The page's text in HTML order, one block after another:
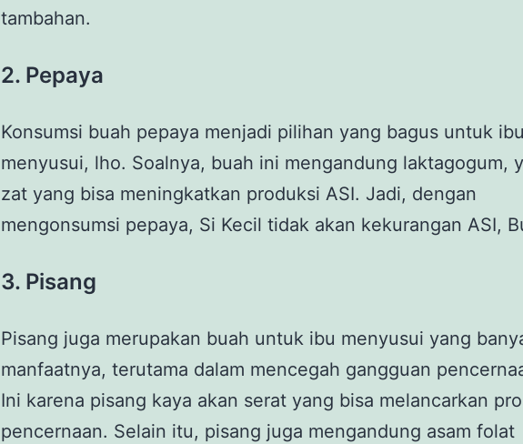
tambahan.
2. Pepaya
Konsumsi buah pepaya menjadi pilihan yang bagus untuk ibu
menyusui, lho. Soalnya, buah ini mengandung laktagogum,
zat yang bisa meningkatkan produksi ASI. Jadi, dengan
mengonsumsi pepaya, Si Kecil tidak akan kekurangan ASI,
3. Pisang
Pisang juga merupakan buah untuk ibu menyusui yang
manfaatnya, terutama dalam mencegah gangguan
Ini karena pisang kaya akan serat yang bisa melancarkan
pencernaan. Selain itu, pisang juga mengandung asam folat